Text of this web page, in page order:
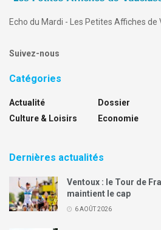
Echo du Mardi - Les Petites Affiches de
Suivez-nous
Catégories
Actualité
Culture & Loisirs
Dossier
Economie
Dernières actualités
Ventoux : le Tour de
maintient le cap
6 AOÛT 2026